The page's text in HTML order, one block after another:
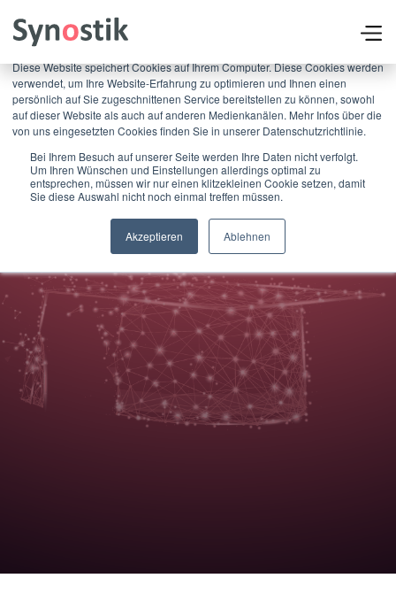
×
Diese Website speichert Cookies auf Ihrem Computer. Diese Cookies werden
verwendet, um Ihre Website-Erfahrung zu optimieren und Ihnen einen
persönlich auf Sie zugeschnittenen Service bereitstellen zu können, sowohl
auf dieser Website als auch auf anderen Medienkanälen. Mehr Infos über die
von uns eingesetzten Cookies finden Sie in unserer Datenschutzrichtlinie.
Bei Ihrem Besuch auf unserer Seite werden Ihre Daten nicht verfolgt.
Um Ihren Wünschen und Einstellungen allerdings optimal zu
entsprechen, müssen wir nur einen klitzekleinen Cookie setzen, damit
Sie diese Auswahl nicht noch einmal treffen müssen.
Akzeptieren Ablehnen